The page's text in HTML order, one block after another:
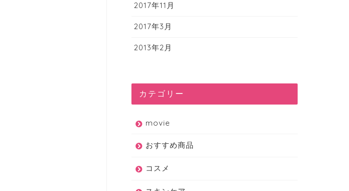
2017年11月
2017年3月
2013年2月
カテゴリー
movie
おすすめ商品
コスメ